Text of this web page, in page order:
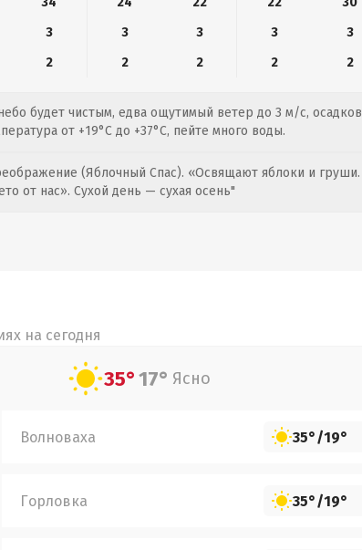
3 3 3 3
3
2 2 2 2 2
будет чистым, едва ощутимый ветер до 3 м/с, осадков
от +19°C до +37°C, пейте много воды.
(Яблочный Спас). «Освящают яблоки и груши.
от нас». Сухой день — сухая осень"
на сегодня
35°17° Ясно
Волноваха 35°/19°
Горловка 35°/19°